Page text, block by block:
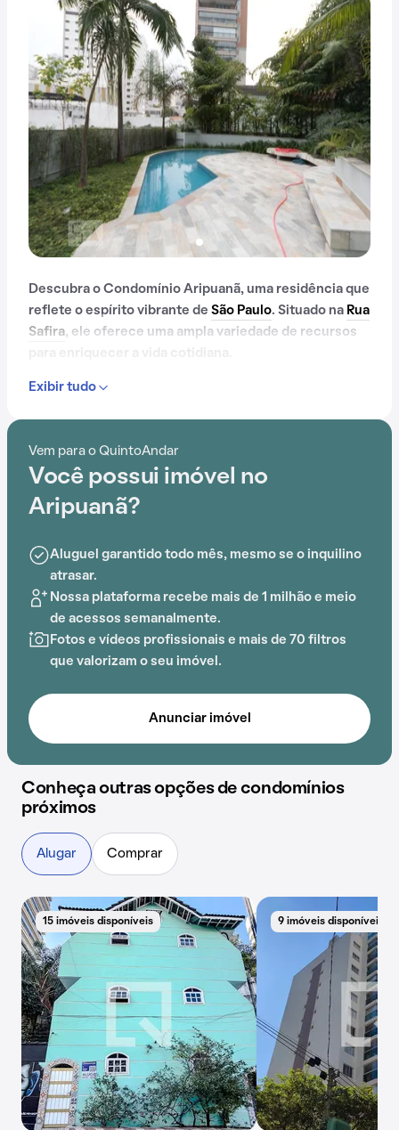
Descubra o Condomínio Aripuanã, uma residência que
reflete o espírito vibrante de São Paulo. Situado na Rua
Safira, ele oferece uma ampla variedade de recursos
festas e gás encanado, o Condomínio Aripuanã é ideal
A proximidade comEstação Paraíso, EMEI D. Ana Rosa
de Araújo, Colégio Etapa São Paulo, Parque da
Maggiore Paraíso adiciona praticidade a essa
experiência.
Exibir tudo
Vem para o QuintoAndar
Você possui imóvel no
Aripuanã?
Aluguel garantido todo mês, mesmo se o inquilino
atrasar.
Nossa plataforma recebe mais de 1 milhão e meio
de acessos semanalmente.
Fotos e vídeos profissionais e mais de 70 filtros
que valorizam o seu imóvel.
Anunciar imóvel
Conheça outras opções de condomínios
próximos
Alugar Comprar
15 imóveis disponíveis 9 imóveis disponíveis